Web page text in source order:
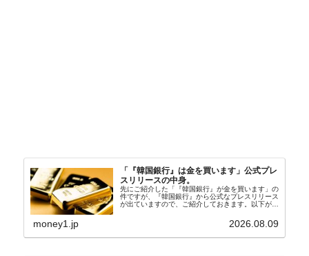
「『韓国銀行』は金を買います」公式プレ
スリリースの中身。
先にご紹介した「『韓国銀行』が金を買います」の
件ですが、『韓国銀行』から公式なプレスリリース
が出ていますので、ご紹介しておきます。以下が全
れ協力体制を構築□『韓国銀行』は、国内生産金の
money1.jp 2026.08.09